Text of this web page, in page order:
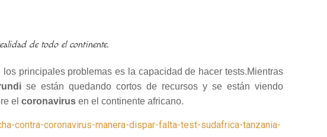
de todo el continente.
los principales problemas es la capacidad de hacer tests.Mientras
se están quedando cortos de recursos y se están viendo
elcoronavirusen el continente africano.
contra-coronavirus-manera-dispar-falta-test-sudafrica-tanzania-